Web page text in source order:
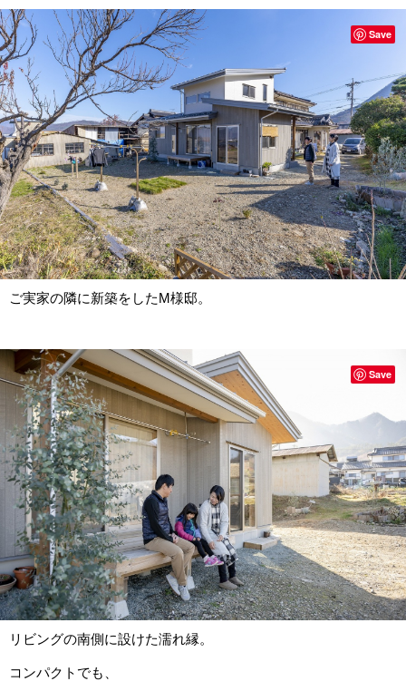
ご実家の隣に新築をしたM様邸。
Save
リビングの南側に設けた濡れ縁。
コンパクトでも、
Save